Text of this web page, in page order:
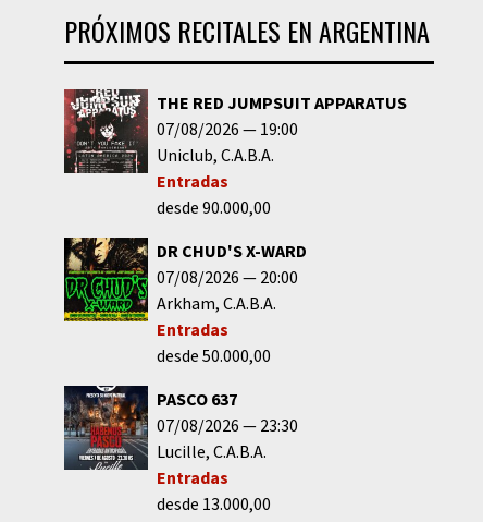
PRÓXIMOS RECITALES EN ARGENTINA
THE RED JUMPSUIT APPARATUS
07/08/2026
19:00
Uniclub C.A.B.A.
Entradas
desde 90.000,00
DR CHUD'S X-WARD
07/08/2026
20:00
Arkham C.A.B.A.
Entradas
desde 50.000,00
PASCO 637
07/08/2026
23:30
Lucille C.A.B.A.
Entradas
desde 13.000,00